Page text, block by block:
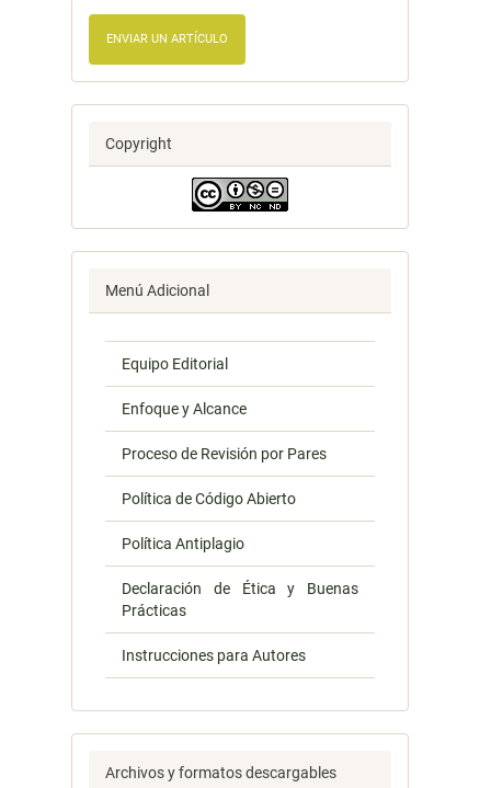
ENVIAR UN ARTÍCULO
Copyright
Menú Adicional
Equipo Editorial
Enfoque y Alcance
Proceso de Revisión por Pares
Política de Código Abierto
Política Antiplagio
Declaración de Ética y Buenas
Prácticas
Instrucciones para Autores
Archivos y formatos descargables